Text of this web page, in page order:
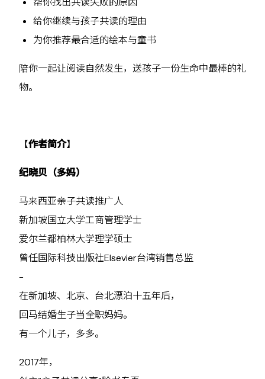
给你继续与孩子共读的理由
为你推荐最合适的绘本与童书
陪你一起让阅读自然发生，送孩子一份生命中最棒的礼
物。
【作者简介】
纪晓贝（多妈）
马来西亚亲子共读推广人
新加坡国立大学工商管理学士
爱尔兰都柏林大学理学硕士
曾任国际科技出版社Elsevier台湾销售总监
-
在新加坡、北京、台北漂泊十五年后，
回马结婚生子当全职妈妈。
有一个儿子，多多。
2017年，